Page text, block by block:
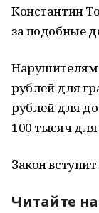
Константин
за подобные
Нарушителям
рублей для
рублей для
100 тысяч
Закон
Читайте